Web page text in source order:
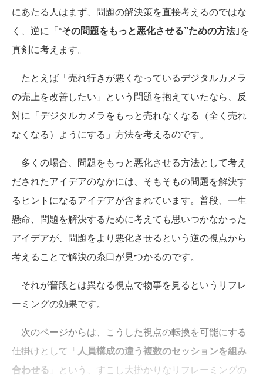
にあたる人はまず、問題の解決策を直接考えるのではな
く、逆に「“その問題をもっと悪化させる”ための方法｣を
真剣に考えます。
たとえば「売れ行きが悪くなっているデジタルカメラ
の売上を改善したい」という問題を抱えていたなら、反
対に「デジタルカメラをもっと売れなくなる（全く売れ
なくなる）ようにする」方法を考えるのです。
多くの場合、問題をもっと悪化させる方法として考え
だされたアイデアのなかには、そもそもの問題を解決す
るヒントになるアイデアが含まれています。普段、一生
懸命、問題を解決するために考えても思いつかなかった
アイデアが、問題をより悪化させるという逆の視点から
考えることで解決の糸口が見つかるのです。
それが普段とは異なる視点で物事を見るというリフレ
ーミングの効果です。
次のページからは、こうした視点の転換を可能にする
仕掛けとして「人員構成の違う複数のセッションを組み
合わせる 」という、すこし大掛かりなリフレーミングの